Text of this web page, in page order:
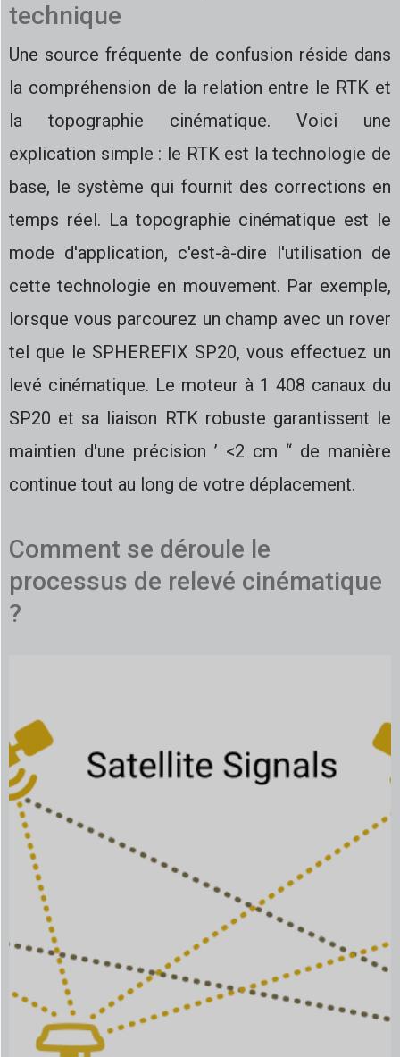
technique
Une source fréquente de confusion réside dans
la compréhension de la relation entre le RTK et
la topographie cinématique. Voici une
explication simple : le RTK est la technologie de
base, le système qui fournit des corrections en
temps réel. La topographie cinématique est le
mode d'application, c'est-à-dire l'utilisation de
cette technologie en mouvement. Par exemple,
lorsque vous parcourez un champ avec un rover
tel que le SPHEREFIX SP20, vous effectuez un
levé cinématique. Le moteur à 1 408 canaux du
SP20 et sa liaison RTK robuste garantissent le
maintien d'une précision ’ <2 cm “ de manière
continue tout au long de votre déplacement.
Comment se déroule le
processus de relevé cinématique
?